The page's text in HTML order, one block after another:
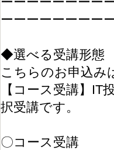
ーーーーーーーー
◆選べる受講形態
こちらのお申込み
【コース受講】IT
択受講です。
〇コース受講